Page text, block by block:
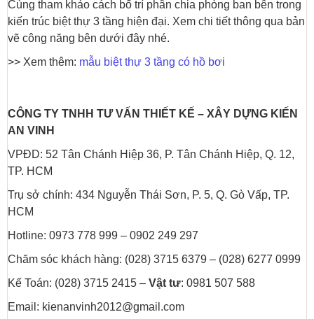
Cùng tham khảo cách bố trí phân chia phòng ban bên trong
kiến trúc biệt thự 3 tầng hiện đại. Xem chi tiết thông qua bản
vẽ công năng bên dưới đây nhé.
>> Xem thêm: mẫu biệt thự 3 tầng có hồ bơi
CÔNG TY TNHH TƯ VẤN THIẾT KẾ – XÂY DỰNG KIẾN
AN VINH
VPĐD: 52 Tân Chánh Hiệp 36, P. Tân Chánh Hiệp, Q. 12,
TP. HCM
Trụ sở chính: 434 Nguyễn Thái Sơn, P. 5, Q. Gò Vấp, TP.
HCM
Hotline: 0973 778 999 – 0902 249 297
Chăm sóc khách hàng: (028) 3715 6379 – (028) 6277 0999
Kế Toán: (028) 3715 2415 – Vật tư: 0981 507 588
Email: kienanvinh2012@gmail.com